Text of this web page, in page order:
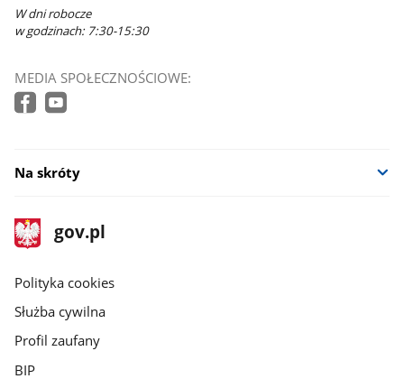
W dni robocze
w godzinach: 7:30-15:30
MEDIA SPOŁECZNOŚCIOWE:
Na skróty
stopka
gov.pl
Strona
gov.pl
gov.pl
Polityka cookies
Służba cywilna
Profil zaufany
BIP